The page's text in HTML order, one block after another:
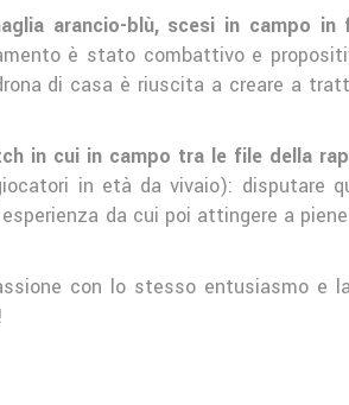
arancio-blù, scesi in campo in
è stato combattivo e
di casa è riuscita a creare a
in cui in campo tra le file della
in età da vivaio): disputare
da cui poi attingere a
con lo stesso entusiasmo e